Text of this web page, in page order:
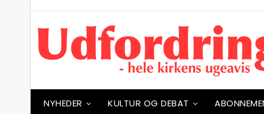
NYHEDER KULTUR OG DEBAT